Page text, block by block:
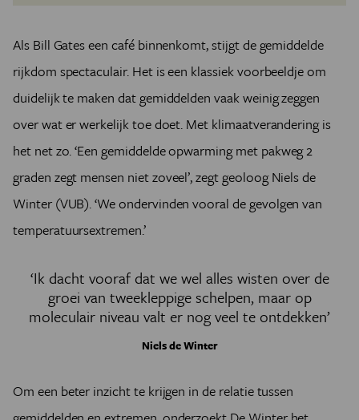
Als Bill Gates een café binnenkomt, stijgt de gemiddelde
rijkdom spectaculair. Het is een klassiek voorbeeldje om
duidelijk te maken dat gemiddelden vaak weinig zeggen
over wat er werkelijk toe doet. Met klimaatverandering is
het net zo. ‘Een gemiddelde opwarming met pakweg 2
graden zegt mensen niet zoveel’, zegt geoloog Niels de
Winter (VUB). ‘We ondervinden vooral de gevolgen van
temperatuursextremen.’
‘Ik dacht vooraf dat we wel alles wisten over de
groei van tweekleppige schelpen, maar op
moleculair niveau valt er nog veel te ontdekken’
Niels de Winter
Om een beter inzicht te krijgen in de relatie tussen